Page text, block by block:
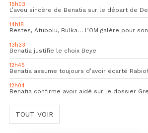
15h03
L’aveu sincère de Benatia sur le départ de
14h18
13h33
Benatia justifie le choix Beye
12h45
Benatia assume toujours d’avoir écarté
12h04
Benatia confirme avoir aidé sur le dossier
TOUT VOIR